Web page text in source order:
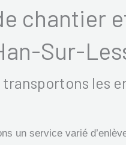
chantier
Sur-
les
un service varié